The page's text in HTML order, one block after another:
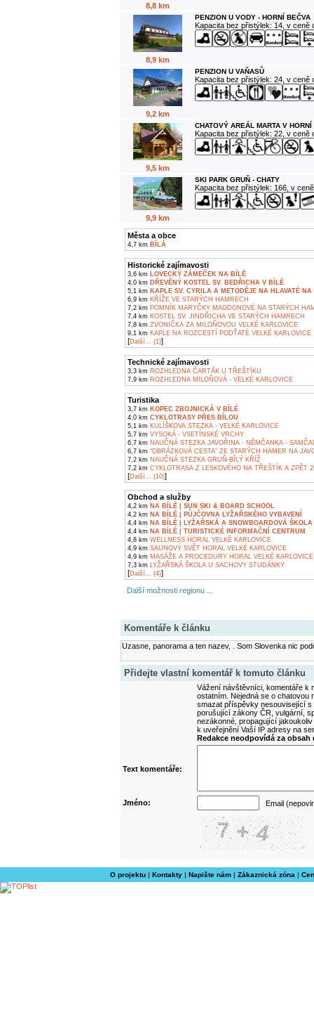
8,8 km
8,9 km
PENZION U VODY - HORNÍ BEČVA
Kapacita bez přistýlek: 14, v ceně
9,2 km
PENZION U VAŇASŮ
Kapacita bez přistýlek: 24, v ceně
9,5 km
CHATOVÝ AREÁL MARTA V
Kapacita bez přistýlek: 22, v ceně
9,9 km
SKI PARK GRUŇ - CHATY
Kapacita bez přistýlek: 166, v
Města a obce
4,7 km BÍLÁ
Historické zajímavosti
3,6 km LOVECKÝ ZÁMEČEK NA BÍLÉ
4,0 km DŘEVĚNÝ KOSTEL SV. BEDŘICHA V BÍLÉ
5,1 km KAPLE SV. CYRILA A METODĚJE NA HLAVATÉ NA
6,9 km KŘÍŽE VE STARÝCH HAMRECH
7,2 km POMNÍK MARYČKY MAGDONOVÉ NA STARÝCH
7,4 km KOSTEL SV. JINDŘICHA VE STARÝCH HAMRECH
7,8 km ZVONIČKA ZA MILOŇOVOU VELKÉ KARLOVICE
9,1 km KAPLE NA ROZCESTÍ PODŤATÉ VELKÉ KARLOVICE
[Další... (1)]
Technické zajímavosti
3,3 km ROZHLEDNA ČARTÁK U TŘEŠTÍKU
7,9 km ROZHLEDNA MILOŇOVÁ - VELKÉ KARLOVICE
Turistika
3,7 km KOPEC ZBOJNICKÁ V BÍLÉ
4,0 km CYKLOTRASY PŘES BÍLOU
5,1 km KULÍŠKOVA STEZKA - VELKÉ KARLOVICE
5,7 km VYSOKÁ - VSETÍNSKÉ VRCHY
6,7 km NAUČNÁ STEZKA JAVOŘINA - NĚMČANKA -
6,7 km "OBRÁZKOVÁ CESTA" ZE STARÝCH HAMER NA
7,2 km NAUČNÁ STEZKA GRUŇ-BÍLÝ KŘÍŽ
7,2 km CYKLOTRASA Z LESKOVÉHO NA TŘEŠTÍK A ZPĚT
[Další... (10)]
Obchod a služby
4,2 km NA BÍLÉ | SUN SKI & BOARD SCHOOL
4,2 km NA BÍLÉ | PŮJČOVNA LYŽAŘSKÉHO VYBAVENÍ
4,4 km NA BÍLÉ | LYŽAŘSKÁ A SNOWBOARDOVÁ ŠKOLA
4,4 km NA BÍLÉ | TURISTICKÉ INFORMAČNÍ CENTRUM
4,8 km WELLNESS HORAL VELKÉ KARLOVICE
4,9 km SAUNOVÝ SVĚT HORAL VELKÉ KARLOVICE
4,9 km MASÁŽE A PROCEDURY HORAL VELKÉ KARLOVICE
7,3 km LYŽAŘSKÁ ŠKOLA U SACHOVY STUDÁNKY
[Další... (4)]
Další možnosti regionu ...
Komentáře k článku
Uzasne, panorama a ten nazev, . Som Slovenka nic
Přidejte vlastní komentář k tomuto článku
Vážení návštěvníci, komentáře k
ostatním. Nejedná se o
smazat příspěvky nesouvisející
porušující zákony ČR, vulgární,
nezákonné, propagující
k uveřejnění Vaší IP adresy na
Redakce neodpovídá za
Text komentáře:
Jméno: Email
O projektu| Kontakty| Napište nám| Zákaznická zóna |